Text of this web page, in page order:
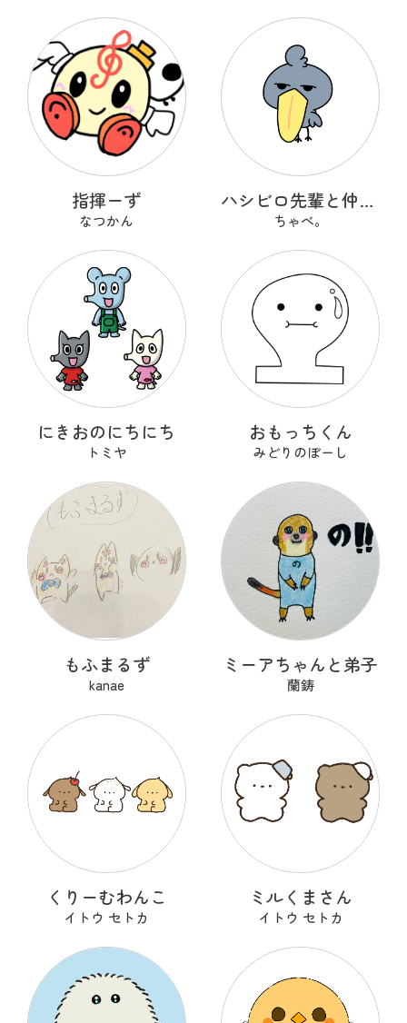
指揮ーず
なつかん
ハシビロ先輩と仲間たち
ちゃべ。
にきおのにちにち
トミヤ
おもっちくん
みどりのぼーし
もふまるず
kanae
ミーアちゃんと弟子
蘭鋳
くりーむわんこ
イトウ セトカ
ミルくまさん
イトウ セトカ